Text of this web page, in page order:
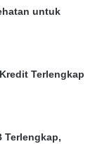
untuk
Terlengkap
Terlengkap,